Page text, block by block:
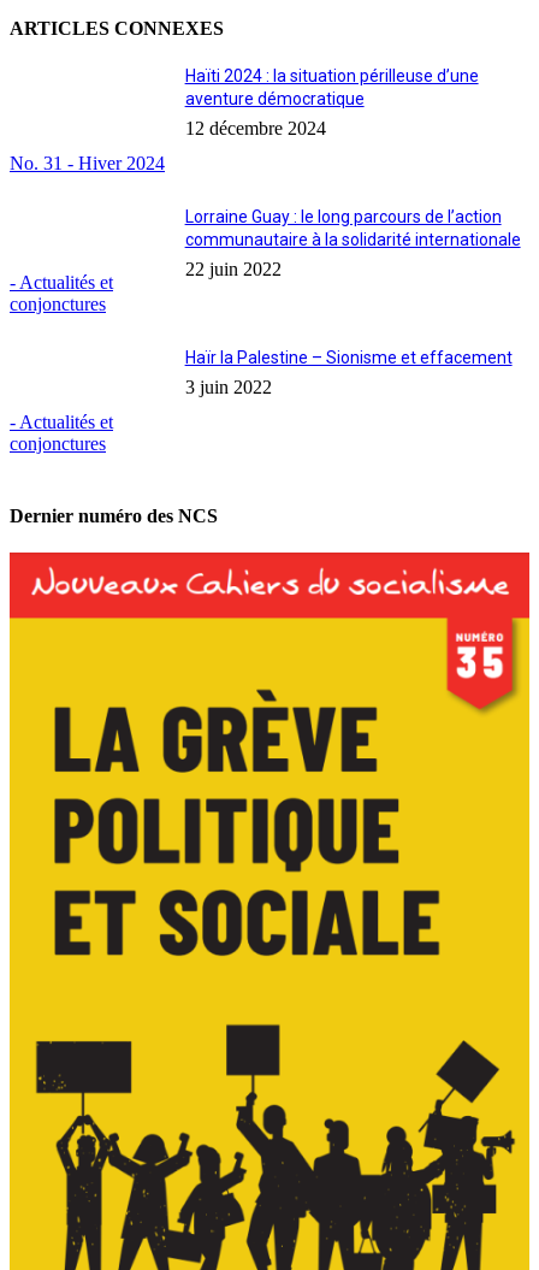
ARTICLES CONNEXES
No. 31 - Hiver 2024
Haïti 2024 : la situation périlleuse d’une
aventure démocratique
12 décembre 2024
- Actualités et
conjonctures
Lorraine Guay : le long parcours de l’action
communautaire à la solidarité internationale
22 juin 2022
- Actualités et
conjonctures
Haïr la Palestine – Sionisme et effacement
3 juin 2022
Dernier numéro des NCS